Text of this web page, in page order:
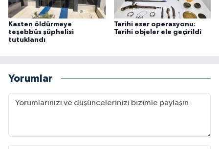
Kasten öldürmeye
teşebbüs şüphelisi
tutuklandı
Tarihi eser operasyonu:
Tarihi objeler ele geçirildi
Yorumlar